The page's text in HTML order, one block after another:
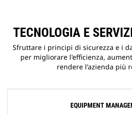
TECNOLOGIA E
Sfruttare i principi di sicurezza e i
per migliorare l'efficienza,
rendere l'azienda più
EQUIPMENT